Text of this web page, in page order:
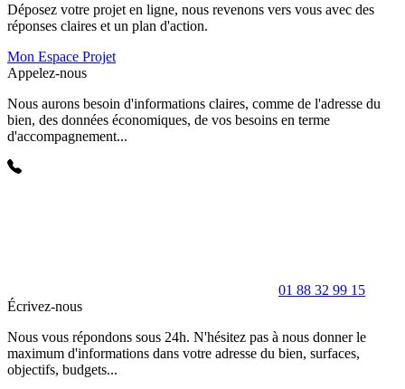
Déposez votre projet en ligne, nous revenons vers vous avec des
réponses claires et un plan d'action.
Mon Espace Projet
Appelez-nous
Nous aurons besoin d'informations claires, comme de l'adresse du
bien, des données économiques, de vos besoins en terme
d'accompagnement...
01 88 32 99 15
Écrivez-nous
Nous vous répondons sous 24h. N'hésitez pas à nous donner le
maximum d'informations dans votre adresse du bien, surfaces,
objectifs, budgets...